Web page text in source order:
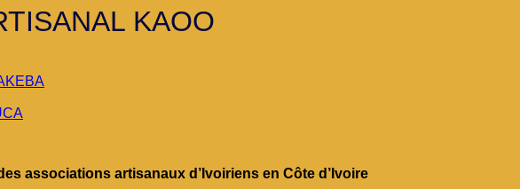
KAOO
associations artisanaux d’Ivoiriens en Côte d’Ivoire